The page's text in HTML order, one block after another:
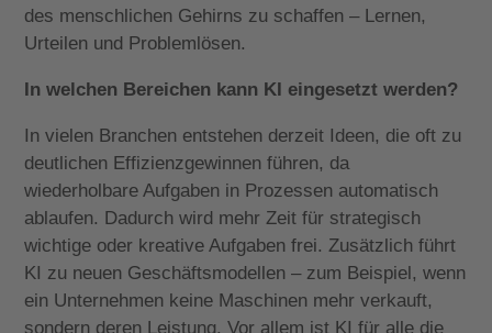
des menschlichen Gehirns zu schaffen – Lernen,
Urteilen und Problemlösen.
In welchen Bereichen kann KI eingesetzt werden?
In vielen Branchen entstehen derzeit Ideen, die oft zu
deutlichen Effizienzgewinnen führen, da
wiederholbare Aufgaben in Prozessen automatisch
ablaufen. Dadurch wird mehr Zeit für strategisch
wichtige oder kreative Aufgaben frei. Zusätzlich führt
KI zu neuen Geschäftsmodellen – zum Beispiel, wenn
ein Unternehmen keine Maschinen mehr verkauft,
sondern deren Leistung. Vor allem ist KI für alle die